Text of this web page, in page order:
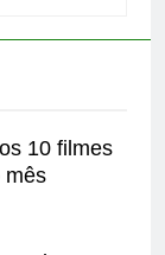
10 filmes
mês